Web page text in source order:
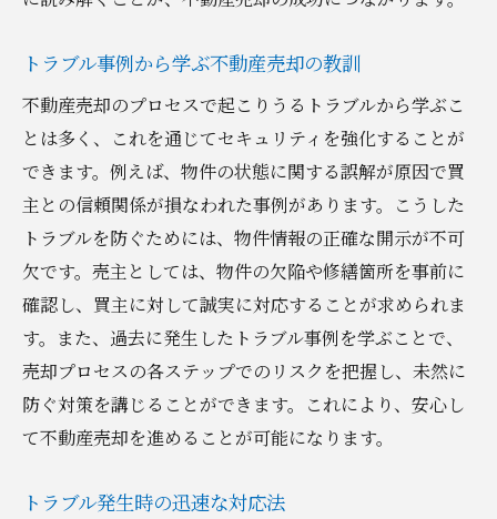
トラブル事例から学ぶ不動産売却の教訓
不動産売却のプロセスで起こりうるトラブルから学ぶこ
とは多く、これを通じてセキュリティを強化することが
できます。例えば、物件の状態に関する誤解が原因で買
主との信頼関係が損なわれた事例があります。こうした
トラブルを防ぐためには、物件情報の正確な開示が不可
欠です。売主としては、物件の欠陥や修繕箇所を事前に
確認し、買主に対して誠実に対応することが求められま
す。また、過去に発生したトラブル事例を学ぶことで、
売却プロセスの各ステップでのリスクを把握し、未然に
防ぐ対策を講じることができます。これにより、安心し
て不動産売却を進めることが可能になります。
トラブル発生時の迅速な対応法